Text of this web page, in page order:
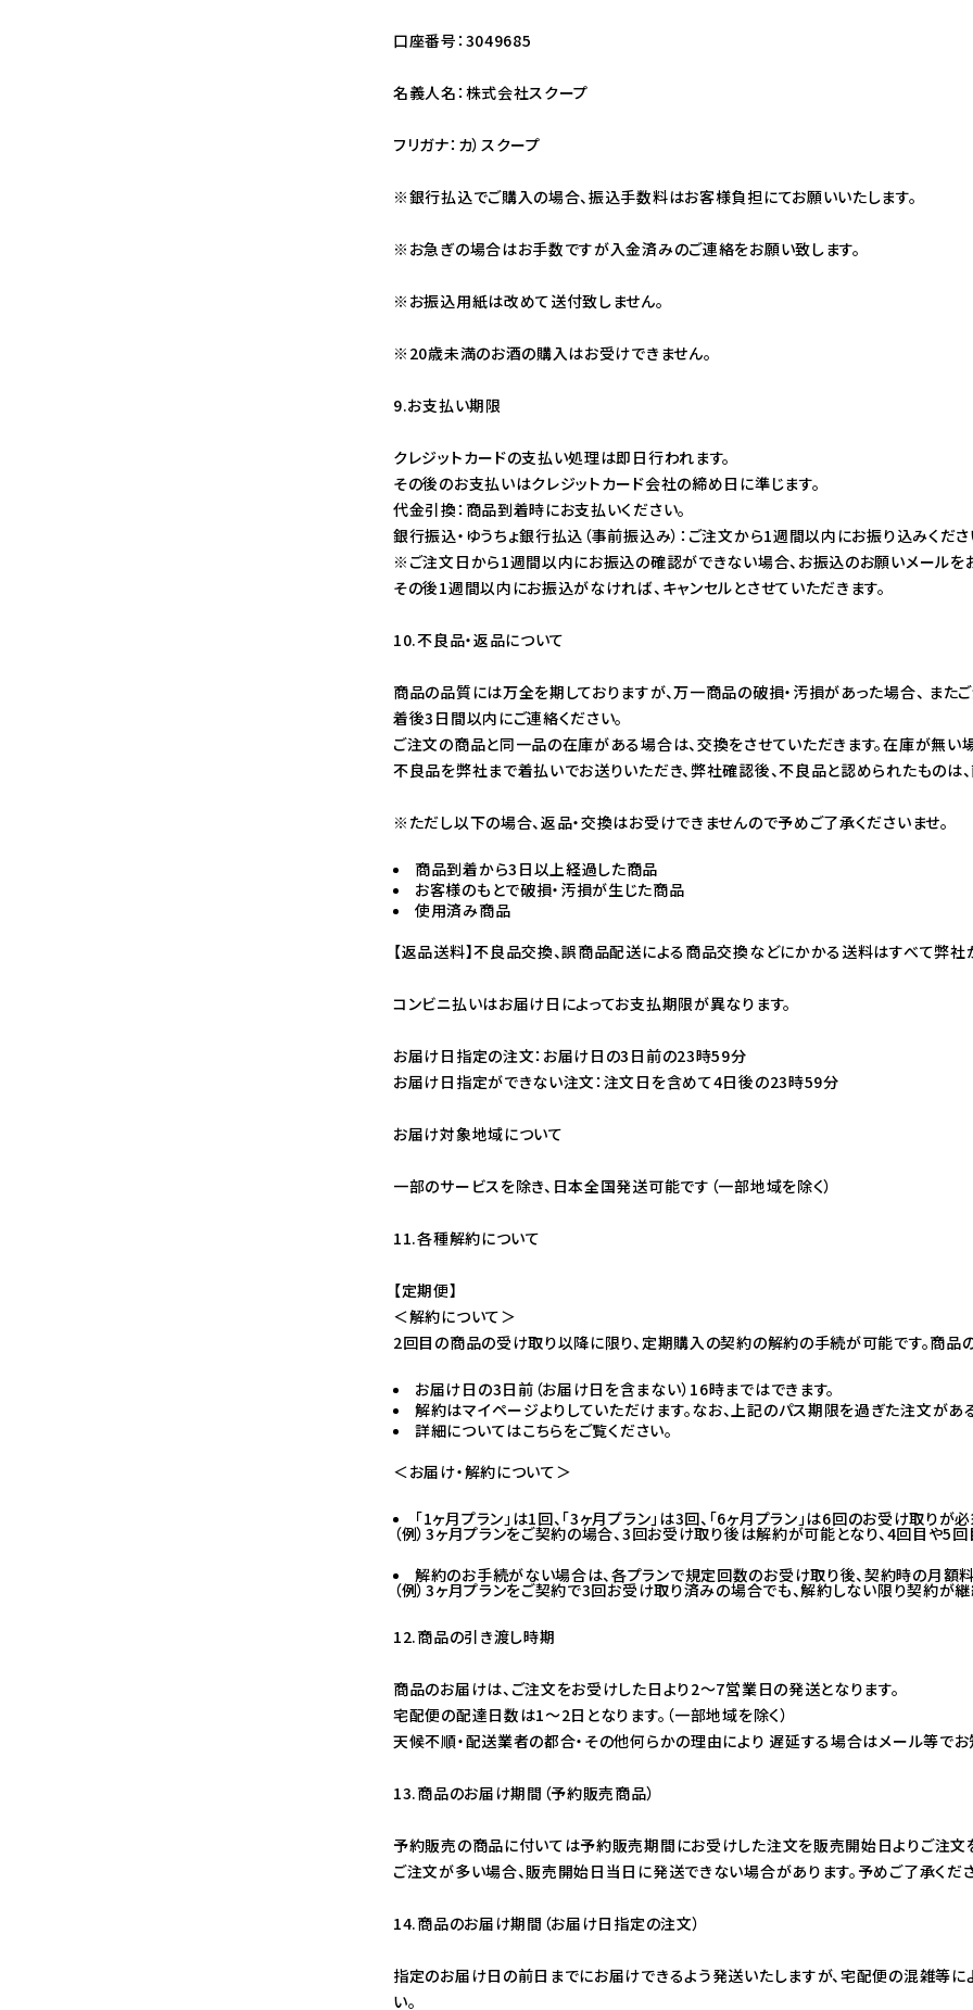
口座番号：3049685
名義人名：株式会社スクープ
フリガナ：カ）スクープ
※銀行払込でご購入の場合、振込手数料はお客様負担にてお願いいたします。
※お急ぎの場合はお手数ですが入金済みのご連絡をお願い致します。
※お振込用紙は改めて送付致しません。
※20歳未満のお酒の購入はお受けできません。
9.お支払い期限
クレジットカードの支払い処理は即日行われます。
その後のお支払いはクレジットカード会社の締め日に準じます。
代金引換：商品到着時にお支払いください。
銀行振込・ゆうちょ銀行払込（事前振込み）：ご注文から1週間以内にお振り込みくださ
※ご注文日から1週間以内にお振込の確認ができない場合、お振込のお願いメールを
その後1週間以内にお振込がなければ、キャンセルとさせていただきます。
10.不良品・返品について
商品の品質には万全を期しておりますが、万一商品の破損・汚損があった場合、 ま
着後3日間以内にご連絡ください。
ご注文の商品と同一品の在庫がある場合は、交換をさせていただきます。在庫が無い
不良品を弊社まで着払いでお送りいただき、弊社確認後、不良品と認められたものは
※ただし以下の場合、返品・交換はお受けできませんので予めご了承くださいませ。
商品到着から3日以上経過した商品
お客様のもとで破損・汚損が生じた商品
使用済み商品
【返品送料】不良品交換、誤商品配送による商品交換などにかかる送料はすべて弊社
コンビニ払いはお届け日によってお支払期限が異なります。
お届け日指定の注文：お届け日の3日前の23時59分
お届け日指定ができない注文：注文日を含めて4日後の23時59分
お届け対象地域について
一部のサービスを除き、日本全国発送可能です（一部地域を除く）
11.各種解約について
【定期便】
＜解約について＞
2回目の商品の受け取り以降に限り、定期購入の契約の解約の手続が可能です。商
お届け日の3日前（お届け日を含まない）16時まではできます。
解約はマイページよりしていただけます。なお、上記のパス期限を過ぎた注文が
詳細についてはこちらをご覧ください。
＜お届け・解約について＞
「1ヶ月プラン」は1回、「3ヶ月プラン」は3回、「6ヶ月プラン」は6回のお受け取り
（例）3ヶ月プランをご契約の場合、3回お受け取り後は解約が可能となり、4回目や5
解約のお手続がない場合は、各プランで規定回数のお受け取り後、契約時の月額
（例）3ヶ月プランをご契約で3回お受け取り済みの場合でも、解約しない限り契約が
12.商品の引き渡し時期
商品のお届けは、ご注文をお受けした日より2～7営業日の発送となります。
宅配便の配達日数は1～2日となります。（一部地域を除く）
天候不順・配送業者の都合・その他何らかの理由により 遅延する場合はメール等でお
13.商品のお届け期間（予約販売商品）
予約販売の商品に付いては予約販売期間にお受けした注文を販売開始日よりご注文
ご注文が多い場合、販売開始日当日に発送できない場合があります。予めご了承くだ
14.商品のお届け期間（お届け日指定の注文）
指定のお届け日の前日までにお届けできるよう発送いたしますが、宅配便の混雑等
い。